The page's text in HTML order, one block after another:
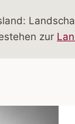
zur